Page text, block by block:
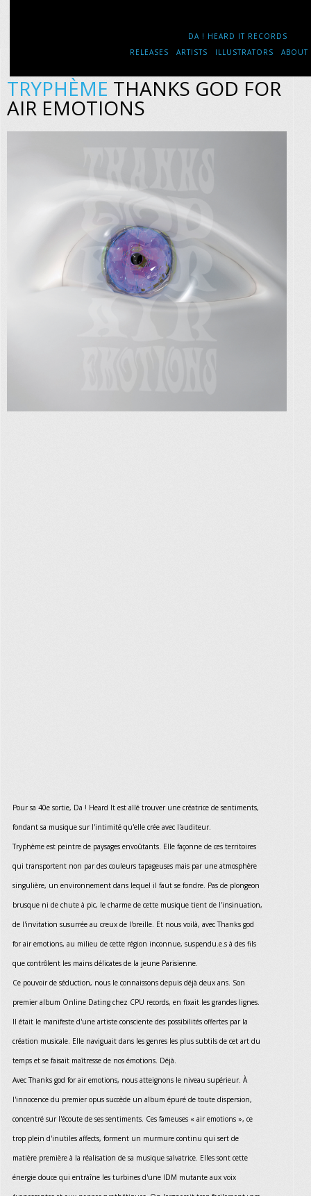
DA ! HEARD IT RECORDS
RELEASES
ARTISTS ILLUSTRATORS ABOUT
TRYPHÈME THANKS GOD FOR
AIR EMOTIONS
Pour sa 40e sortie, Da ! Heard It est allé trouver une créatrice de sentiments,
fondant sa musique sur l'intimité qu'elle crée avec l'auditeur.
Tryphème est peintre de paysages envoûtants. Elle façonne de ces territoires
qui transportent non par des couleurs tapageuses mais par une atmosphère
singulière, un environnement dans lequel il faut se fondre. Pas de plongeon
brusque ni de chute à pic, le charme de cette musique tient de l'insinuation,
de l'invitation susurrée au creux de l'oreille. Et nous voilà, avec Thanks god
for air emotions, au milieu de cette région inconnue, suspendu.e.s à des fils
que contrôlent les mains délicates de la jeune Parisienne.
Ce pouvoir de séduction, nous le connaissons depuis déjà deux ans. Son
premier album Online Dating chez CPU records, en fixait les grandes lignes.
Il était le manifeste d'une artiste consciente des possibilités offertes par la
création musicale. Elle naviguait dans les genres les plus subtils de cet art du
temps et se faisait maîtresse de nos émotions. Déjà.
Avec Thanks god for air emotions, nous atteignons le niveau supérieur. À
l'innocence du premier opus succède un album épuré de toute dispersion,
concentré sur l'écoute de ses sentiments. Ces fameuses « air emotions », ce
trop plein d'inutiles affects, forment un murmure continu qui sert de
matière première à la réalisation de sa musique salvatrice. Elles sont cette
énergie douce qui entraîne les turbines d'une IDM mutante aux voix